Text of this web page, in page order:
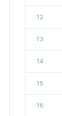
12
13
14
15
16